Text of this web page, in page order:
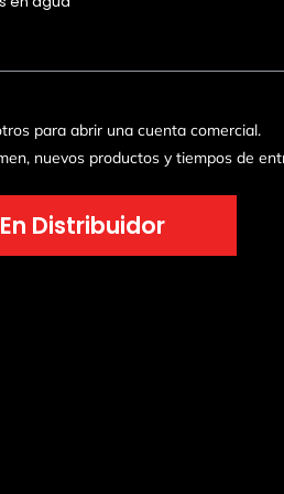
para abrir una cuenta comercial.
nuevos productos y tiempos de
Distribuidor